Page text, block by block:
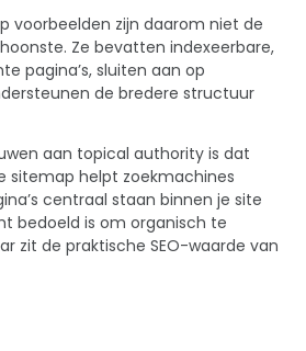
voorbeelden zijn daarom niet de
Ze bevatten indexeerbare,
pagina’s, sluiten aan op
de bredere structuur
aan topical authority is dat
sitemap helpt zoekmachines
centraal staan binnen je site
bedoeld is om organisch te
zit de praktische SEO-waarde van